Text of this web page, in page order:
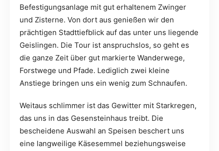
Befestigungsanlage mit gut erhaltenem Zwinger
und Zisterne. Von dort aus genießen wir den
prächtigen Stadttiefblick auf das unter uns liegende
Geislingen. Die Tour ist anspruchslos, so geht es
die ganze Zeit über gut markierte Wanderwege,
Forstwege und Pfade. Lediglich zwei kleine
Anstiege bringen uns ein wenig zum Schnaufen.
Weitaus schlimmer ist das Gewitter mit Starkregen,
das uns in das Gesensteinhaus treibt. Die
bescheidene Auswahl an Speisen beschert uns
eine langweilige Käsesemmel beziehungsweise